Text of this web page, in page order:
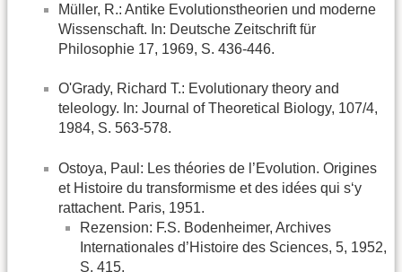
Müller, R.: Antike Evolutionstheorien und moderne
Wissenschaft. In: Deutsche Zeitschrift für
Philosophie 17, 1969, S. 436-446.
O'Grady, Richard T.: Evolutionary theory and
teleology. In: Journal of Theoretical Biology, 107/4,
1984, S. 563-578.
Ostoya, Paul: Les théories de l’Evolution. Origines
et Histoire du transformisme et des idées qui s‘y
rattachent. Paris, 1951.
Rezension: F.S. Bodenheimer, Archives
Internationales d’Histoire des Sciences, 5, 1952,
S. 415.